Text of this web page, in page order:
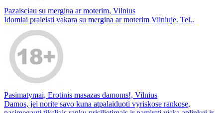
Pazaisciau su mergina ar moterim, Vilnius
Idomiai praleisti vakara su mergina ar moterim Vilniuje. Tel..
Pasimatymai, Erotinis masazas damoms!, Vilnius
Damos, jei norite savo kuna atpalaiduoti vyriskose rankose,